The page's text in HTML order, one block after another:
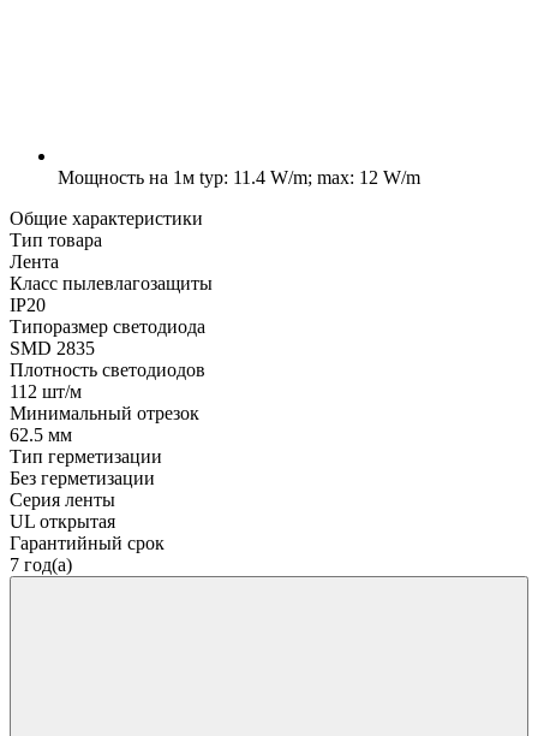
Мощность на 1м typ: 11.4 W/m; max: 12 W/m
Общие характеристики
Тип товара
Лента
Класс пылевлагозащиты
IP20
Типоразмер светодиода
SMD 2835
Плотность светодиодов
112 шт/м
Минимальный отрезок
62.5 мм
Тип герметизации
Без герметизации
Серия ленты
UL открытая
Гарантийный срок
7 год(а)